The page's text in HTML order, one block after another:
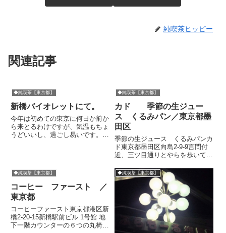
純喫茶ヒッピー
関連記事
◆純喫茶【東京都】
新橋バイオレットにて。
今年は初めての東京に何日か前か
ら来とるわけですが、気温もちょ
うどいいし、過ごし易いです。
◆純喫茶【東京都】
カド 季節の生ジュー
ス くるみパン／東京都墨
田区
季節の生ジュース くるみパンカ
ド東京都墨田区向島2-9-9言問付
近、三ツ目通りとやらを歩いてい
った・・・と言った。なるほど、
晴れていれば嫌でも目に入るはず
の東京スカイツリーが近くにある
のに、視界が悪くて姿がほと...
◆純喫茶【東京都】
コーヒー ファースト ／
東京都
コーヒーファースト東京都港区新
橋2-20-15新橋駅前ビル 1号館 地
下一階カウンターの６つの丸椅子
◆純喫茶【東京都】